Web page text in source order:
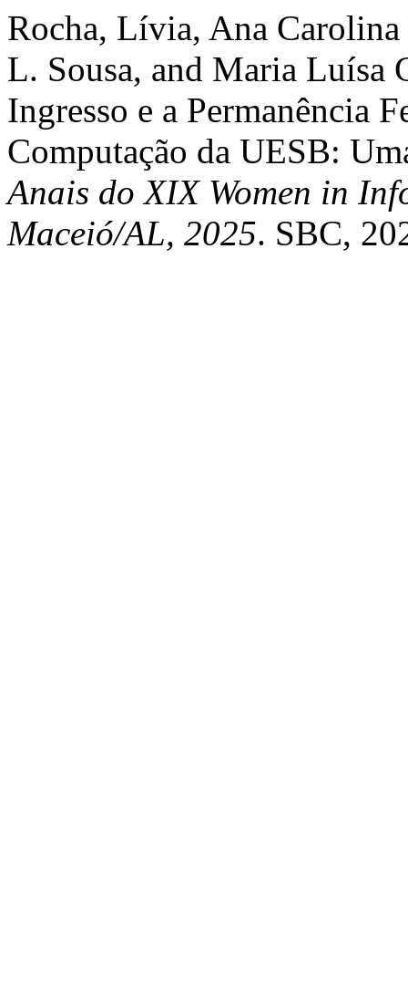
Rocha, Lívia, Ana
L. Sousa, and Maria Luísa
Ingresso e a Permanência
Computação da UESB:
Anais do XIX Women in
Maceió/AL, 2025. SBC,